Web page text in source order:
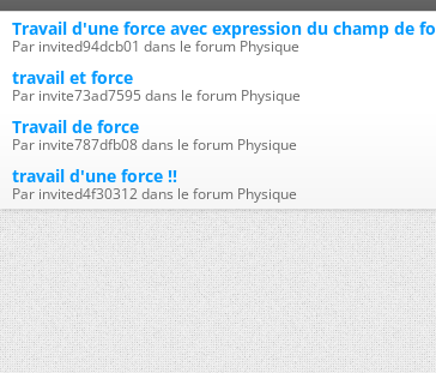
Travail d'une force avec expression du champ de
Par invited94dcb01 dans le forum Physique
travail et force
Par invite73ad7595 dans le forum Physique
Travail de force
Par invite787dfb08 dans le forum Physique
travail d'une force !!
Par invited4f30312 dans le forum Physique